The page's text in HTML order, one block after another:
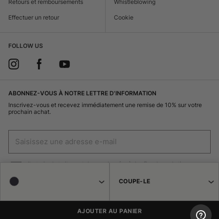
COUPE-LE
AJOUTER AU PANIER
Retours et remboursements
Effectuer un retour
Whistleblowing
Cookie
FOLLOW US
ABONNEZ-VOUS À NOTRE LETTRE D'INFORMATION
Inscrivez-vous et recevez immédiatement une remise de 10% sur votre
prochain achat.
J'autorise le traitement de mes données à des fins de marketing